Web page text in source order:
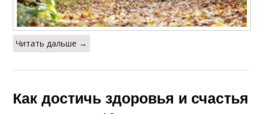
Читать дальше →
Как достичь здоровья и счастья